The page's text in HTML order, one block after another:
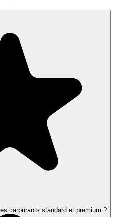
carburants standard et premium ?